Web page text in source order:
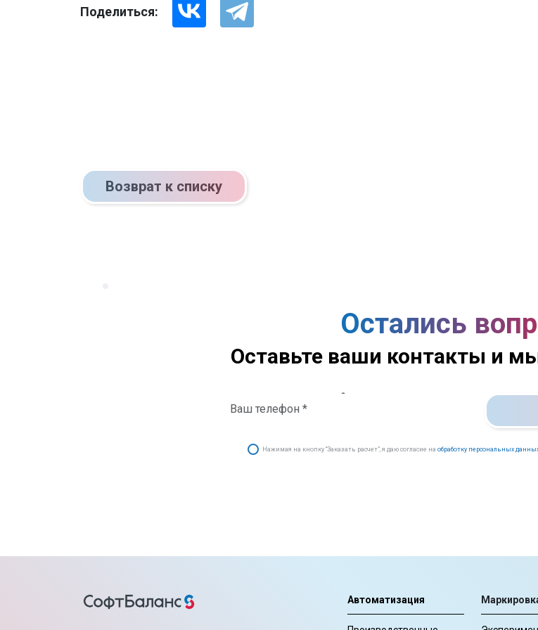
Поделиться:
Возврат к списку
Остались
Оставьте ваши контакты и
Нажимая на кнопку “Заказать расчет”, я даю согласие на обработку персональных
Автоматизация